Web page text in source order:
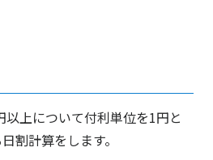
上について付利単位を1円と
割計算をします。